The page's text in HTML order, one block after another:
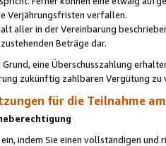
Verjährungsfristen verfallen.
aller in der Vereinbarung
Beträge dar.
eine Überschusszahlung
zukünftig zahlbaren Vergütung zu
für die Teilnahme
indem Sie einen vollständigen